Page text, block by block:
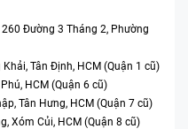
260 Đường 3 Tháng 2, Phường
Tân Định, HCM (Quận 1 cũ)
HCM (Quận 6 cũ)
Tân Hưng, HCM (Quận 7 cũ)
Xóm Củi, HCM (Quận 8 cũ)